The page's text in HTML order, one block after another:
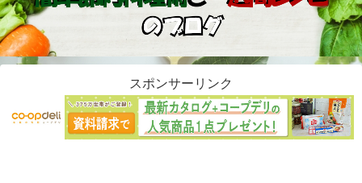
スポンサーリンク